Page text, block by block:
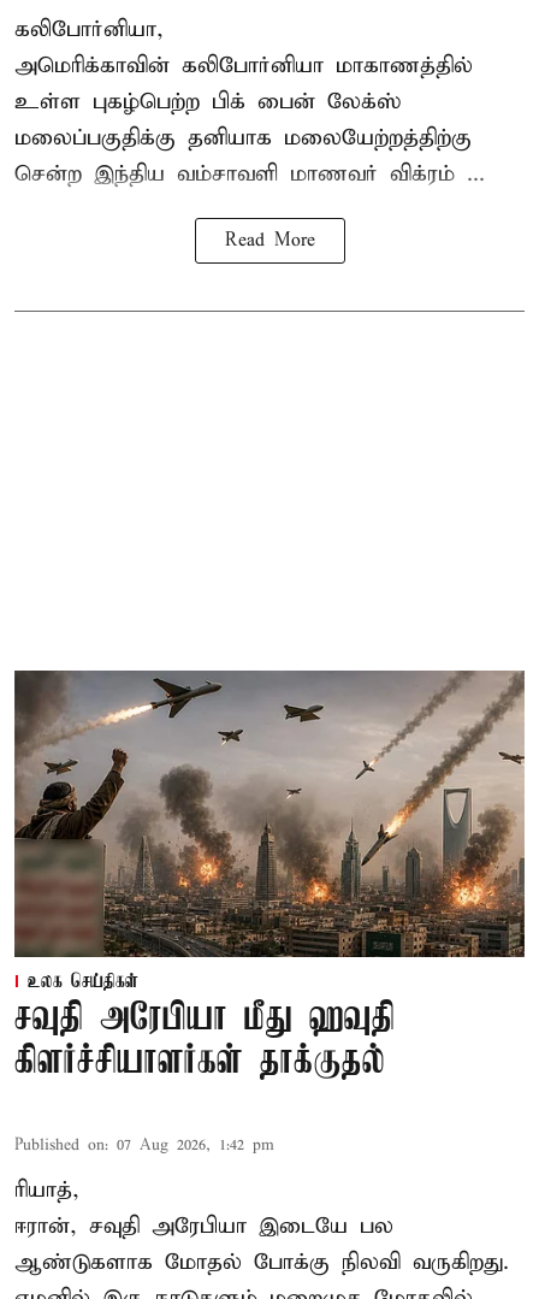
கலிபோர்னியா,
அமெரிக்காவின் கலிபோர்னியா மாகாணத்தில்
உள்ள புகழ்பெற்ற பிக் பைன் லேக்ஸ்
மலைப்பகுதிக்கு தனியாக மலையேற்றத்திற்கு
சென்ற இந்திய வம்சாவளி மாணவர் விக்ரம் ...
Read More
உலக செய்திகள்
சவுதி அரேபியா மீது ஹவுதி
கிளர்ச்சியாளர்கள் தாக்குதல்
Published on: 07 Aug 2026, 1:42 pm
ரியாத்,
ஈரான், சவுதி அரேபியா இடையே பல
ஆண்டுகளாக மோதல் போக்கு நிலவி வருகிறது.